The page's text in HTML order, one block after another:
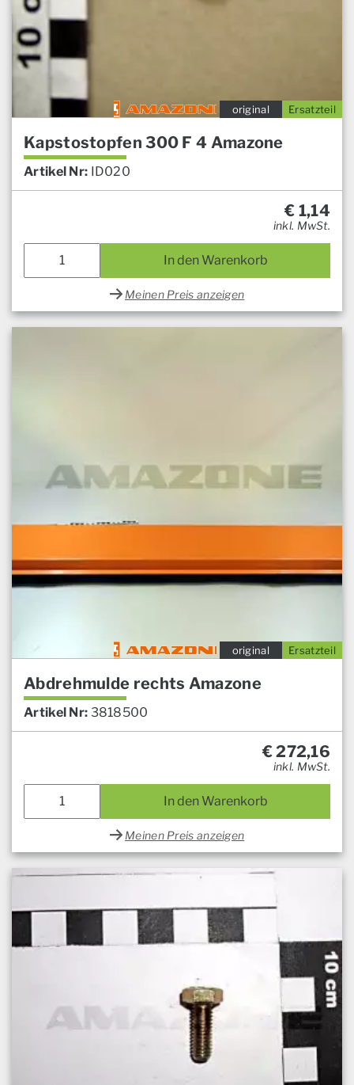
Ersatzteil
original
Kapstostopfen 300 F 4 Amazone
Artikel Nr: ID020
€ 1,14
inkl. MwSt.
In den Warenkorb
Meinen Preis anzeigen
Ersatzteil
original
Abdrehmulde rechts Amazone
Artikel Nr: 3818500
€272,16
inkl. MwSt.
In den Warenkorb
Meinen Preis anzeigen